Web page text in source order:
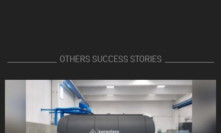
OTHERS SUCCESS STORIES